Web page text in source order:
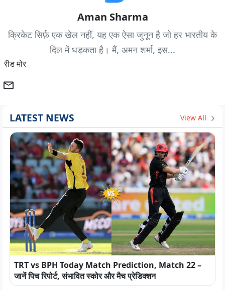
Aman Sharma
क्रिकेट सिर्फ़ एक खेल नहीं, यह एक ऐसा जुनून है जो हर भारतीय के
दिल में धड़कता है। मैं, अमन शर्मा, इस...
रीड मोर
LATEST NEWS View All
TRT vs BPH Today Match Prediction, Match 22 –
जानें पिच रिपोर्ट, संभावित स्कोर और मैच प्रेडिक्शन